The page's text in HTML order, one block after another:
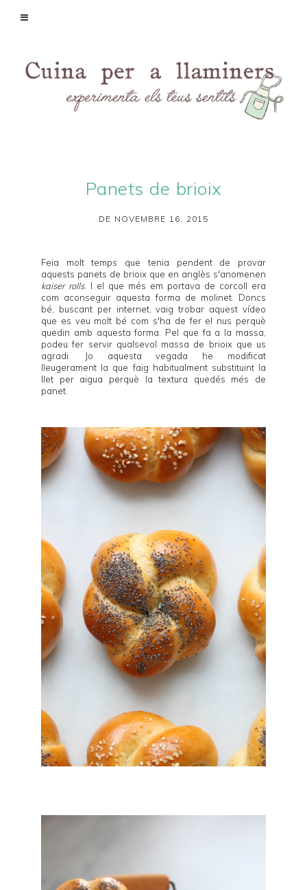
Panets de brioix
DE NOVEMBRE 16, 2015
Feia molt temps que tenia pendent de provar
aquests panets de brioix que en anglès s'anomenen
kaiser rolls. I el que més em portava de corcoll era
com aconseguir aquesta forma de molinet. Doncs
bé, buscant per internet, vaig trobar aquest vídeo
que es veu molt bé com s'ha de fer el nus perquè
quedin amb aquesta forma. Pel que fa a la massa,
podeu fer servir qualsevol massa de brioix que us
agradi. Jo aquesta vegada he modificat
lleugerament la que faig habitualment substituint la
llet per aigua perquè la textura quedés més de
panet.